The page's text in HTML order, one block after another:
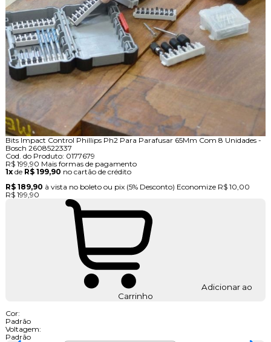
Bits Impact Control Phillips Ph2 Para Parafusar 65Mm Com 8 Unidades -
Bosch 2608522337
Cod. do Produto: 0177679
R$ 199,90 Mais formas de pagamento
1xde R$ 199,90 no cartão de crédito
R$ 189,90 à vista no boleto ou pix (5% Desconto) Economize R$ 10,00
R$ 199,90
Adicionar ao
Carrinho
Cor:
Padrão
Voltagem:
Padrão